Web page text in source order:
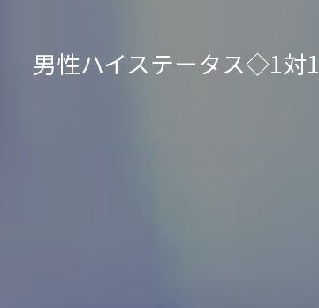
男性ハイステータス◇1対1